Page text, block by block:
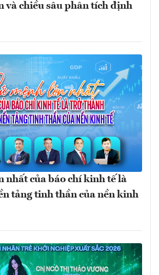
và chiều sâu phân tích định
nhất của báo chí kinh tế là
tảng tinh thần của nền kinh